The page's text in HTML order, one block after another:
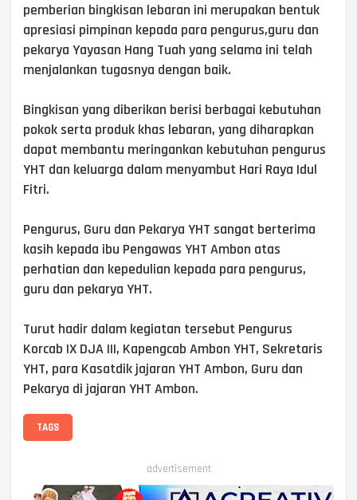
pemberian bingkisan lebaran ini merupakan bentuk
apresiasi pimpinan kepada para pengurus,guru dan
pekarya Yayasan Hang Tuah yang selama ini telah
menjalankan tugasnya dengan baik.
Bingkisan yang diberikan berisi berbagai kebutuhan
pokok serta produk khas lebaran, yang diharapkan
dapat membantu meringankan kebutuhan pengurus
YHT dan keluarga dalam menyambut Hari Raya Idul
Fitri.
Pengurus, Guru dan Pekarya YHT sangat berterima
kasih kepada ibu Pengawas YHT Ambon atas
perhatian dan kepedulian kepada para pengurus,
guru dan pekarya YHT.
Turut hadir dalam kegiatan tersebut Pengurus
Korcab IX DJA III, Kapengcab Ambon YHT, Sekretaris
YHT, para Kasatdik jajaran YHT Ambon, Guru dan
Pekarya di jajaran YHT Ambon.
TAGS
advertisement